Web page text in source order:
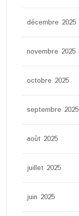
décembre 2025
novembre 2025
octobre 2025
septembre 2025
août 2025
juillet 2025
juin 2025